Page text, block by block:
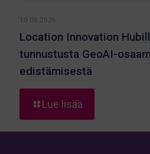
10.06.2026
Location Innovation
tunnustusta GeoAI-
edistämisestä
Lue lisää
Location
Innovation